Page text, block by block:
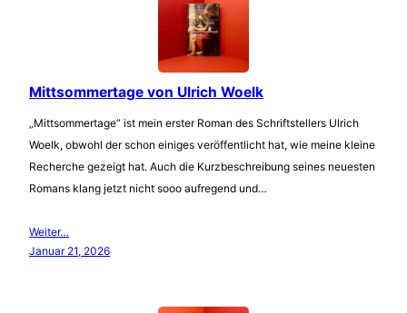
Mittsommertage von Ulrich Woelk
„Mittsommertage“ ist mein erster Roman des Schriftstellers Ulrich
Woelk, obwohl der schon einiges veröffentlicht hat, wie meine kleine
Recherche gezeigt hat. Auch die Kurzbeschreibung seines neuesten
Romans klang jetzt nicht sooo aufregend und…
Weiter…
Januar 21, 2026